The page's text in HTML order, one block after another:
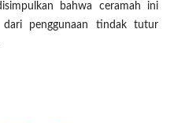
bahwa ceramah ini
dari penggunaan tindak tutur